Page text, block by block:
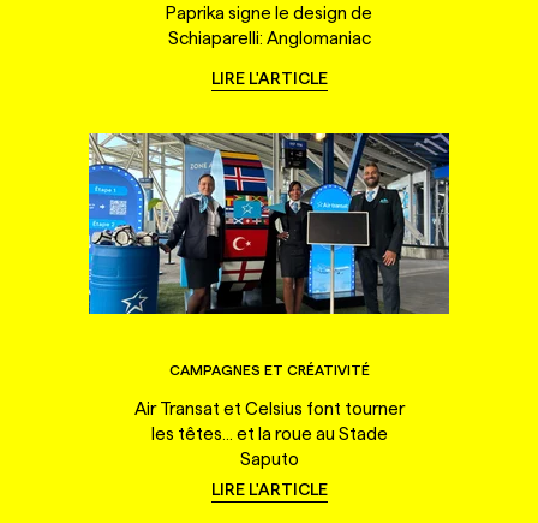
Paprika signe le design de
Schiaparelli: Anglomaniac
LIRE L'ARTICLE
CAMPAGNES ET CRÉATIVITÉ
Air Transat et Celsius font tourner
les têtes... et la roue au Stade
Saputo
LIRE L'ARTICLE